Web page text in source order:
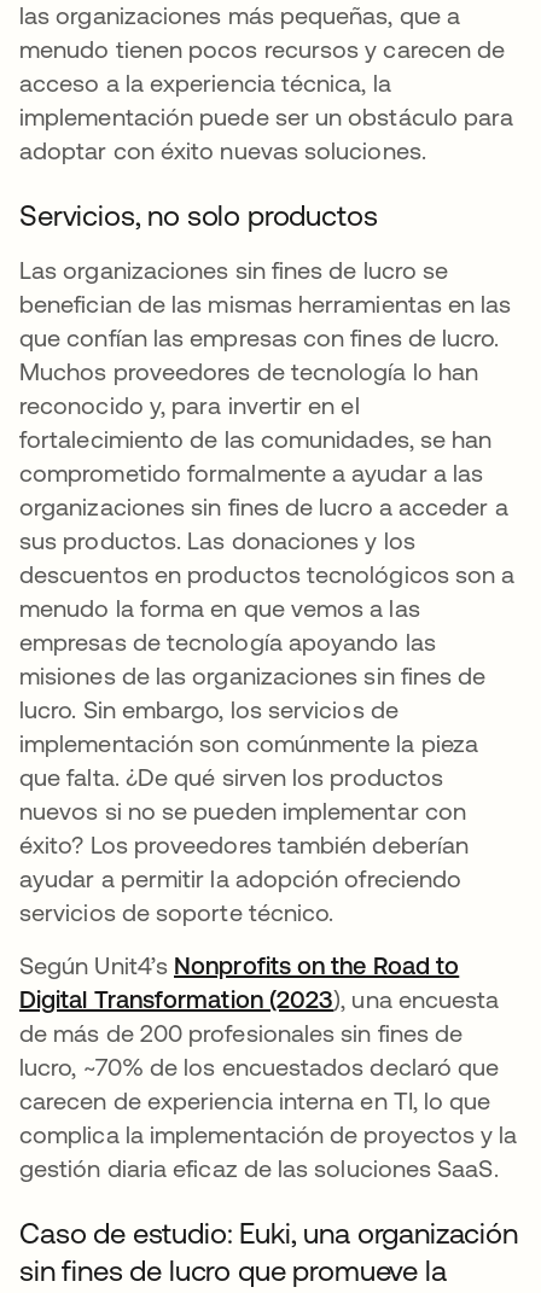
las organizaciones más pequeñas, que a
menudo tienen pocos recursos y carecen de
acceso a la experiencia técnica, la
implementación puede ser un obstáculo para
adoptar con éxito nuevas soluciones.
Servicios, no solo productos
Las organizaciones sin fines de lucro se
benefician de las mismas herramientas en las
que confían las empresas con fines de lucro.
Muchos proveedores de tecnología lo han
reconocido y, para invertir en el
fortalecimiento de las comunidades, se han
comprometido formalmente a ayudar a las
organizaciones sin fines de lucro a acceder a
sus productos. Las donaciones y los
descuentos en productos tecnológicos son a
menudo la forma en que vemos a las
empresas de tecnología apoyando las
misiones de las organizaciones sin fines de
lucro. Sin embargo, los servicios de
implementación son comúnmente la pieza
que falta. ¿De qué sirven los productos
nuevos si no se pueden implementar con
éxito? Los proveedores también deberían
ayudar a permitir la adopción ofreciendo
servicios de soporte técnico.
Según Unit4’s Nonprofits on the Road to
Digital Transformation (2023se abre en una
), una encuesta
de más de 200 profesionales sin fines de
lucro, ~70% de los encuestados declaró que
carecen de experiencia interna en TI, lo que
complica la implementación de proyectos y la
gestión diaria eficaz de las soluciones SaaS.
Caso de estudio: Euki, una organización
sin fines de lucro que promueve la